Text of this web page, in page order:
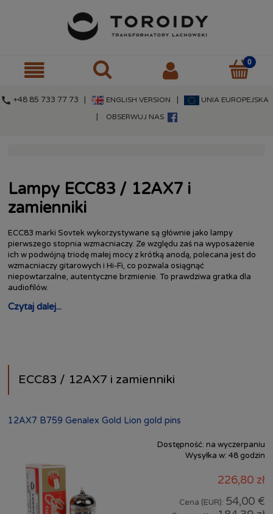
call +48 85 733 77 73 | ENGLISH VERSION UNIA EUROPEJSKA
OBSERWUJ NAS
Lampy ECC83 / 12AX7 i
zamienniki
ECC83 marki Sovtek wykorzystywane są głównie jako lampy
pierwszego stopnia wzmacniaczy. Ze względu zaś na wyposażenie
ich w podwójną triodę małej mocy z krótką anodą, polecana jest do
wzmacniaczy gitarowych i Hi-Fi, co pozwala osiągnąć
niepowtarzalne, autentyczne brzmienie. To prawdziwa gratka dla
audiofilów.
Czytaj dalej...
ECC83 / 12AX7 i zamienniki
12AX7 B759 Genalex Gold Lion gold pins
Dostępność: na wyczerpaniu
Wysyłka w: 48 godzin
226,80 zł
Cena (EUR): 54,00 €